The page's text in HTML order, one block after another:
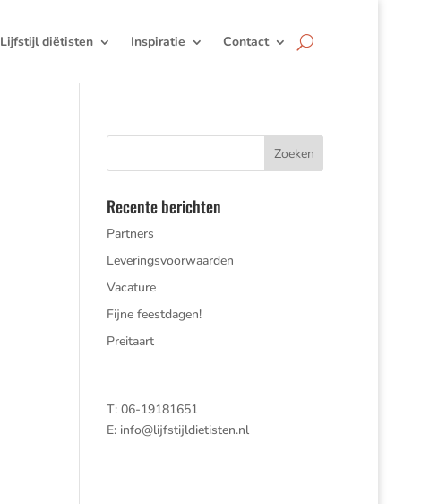
Lijfstijl diëtisten Inspiratie Contact
Recente berichten
Partners
Leveringsvoorwaarden
Vacature
Fijne feestdagen!
Preitaart
T: 06-19181651
E: info@lijfstijldietisten.nl